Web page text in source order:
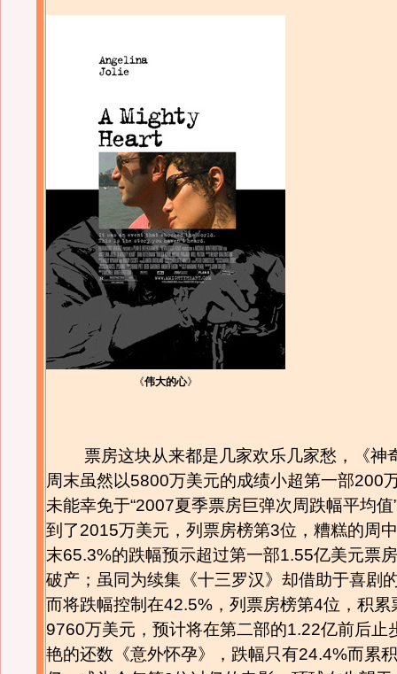
《伟大的心》
票房这块从来都是几家欢乐几家愁，《神
周末虽然以5800万美元的成绩小超第一部200
未能幸免于“2007夏季票房巨弹次周跌幅平均值
到了2015万美元，列票房榜第3位，糟糕的周
末65.3%的跌幅预示超过第一部1.55亿美元票
破产；虽同为续集《十三罗汉》却借助于喜剧
而将跌幅控制在42.5%，列票房榜第4位，积累
9760万美元，预计将在第二部的1.22亿前后止
艳的还数《意外怀孕》，跌幅只有24.4%而累